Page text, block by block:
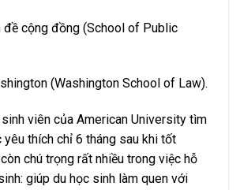
đề cộng đồng (School of Public
(Washington School of Law).
viên của American University tìm
thích chỉ 6 tháng sau khi tốt
chú trọng rất nhiều trong việc hỗ
giúp du học sinh làm quen với